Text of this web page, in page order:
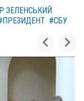
ЗЕЛЕНСЬКИЙ
#СБУ